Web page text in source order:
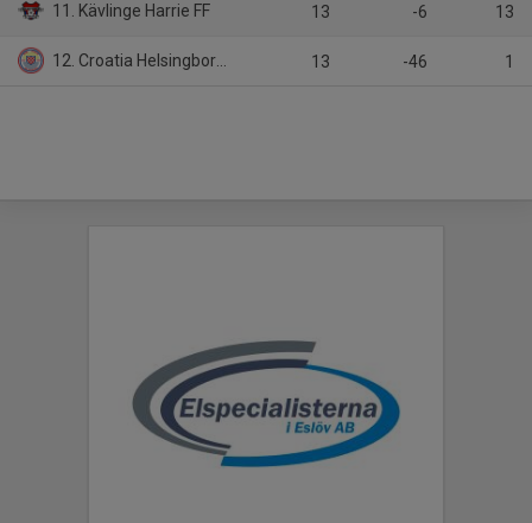
11. Kävlinge Harrie FF 13 -6 13
12. Croatia Helsingborg KIF 13 -46 1